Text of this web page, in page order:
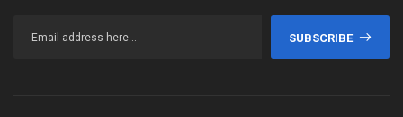
SUBSCRIBE